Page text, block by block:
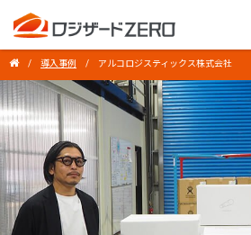
導入事例 アルコロジスティックス株式会社